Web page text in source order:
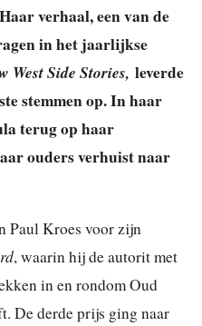
verhaal, een van de
in het jaarlijkse
West Side Stories, leverde
stemmen op. In haar
terug op haar
ouders verhuist naar
Paul Kroes voor zijn
, waarin hij de autorit met
in en rondom Oud
De derde prijs ging naar